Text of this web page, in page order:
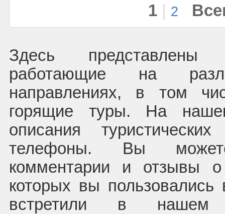
1 2
Здесь представлены
работающие на
направлениях, в том
горящие туры. На
описания
телефоны. Вы
комментарии и отзывы
которых вы
встретили в нашем